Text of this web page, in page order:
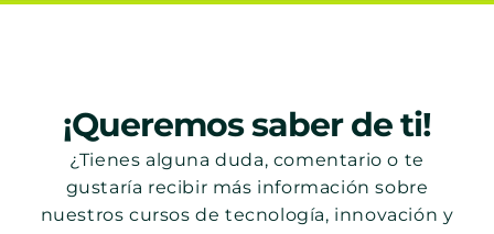
¡Queremos saber de ti!
¿Tienes alguna duda, comentario o te
gustaría recibir más información sobre
nuestros cursos de tecnología, innovación y